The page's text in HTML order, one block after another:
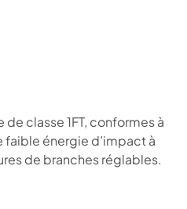
classe 1FT, conformes à
faible énergie d’impact à
de branches réglables.